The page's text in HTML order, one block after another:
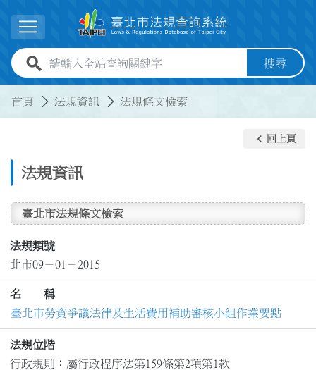
展開選單
全站查詢關鍵字欄位 搜尋
首頁 法規資訊 法規條文檢索
法規資訊
keyboard_arrow_left 回上頁
臺北市法規條文檢索
法規類號
北市09－01－2015
名 稱
臺北市勞資爭議法律及生活費用補助審核小組作業要點
法規位階
行政規則：屬行政程序法第159條第2項第1款